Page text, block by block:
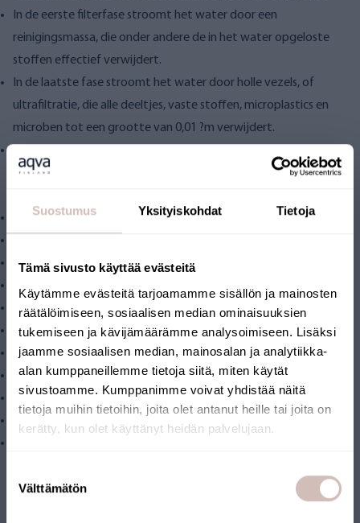
Suostumus Yksityiskohdat Tietoja
Tämä sivusto käyttää evästeitä
Käytämme evästeitä tarjoamamme sisällön ja mainosten
räätälöimiseen, sosiaalisen median ominaisuuksien
tukemiseen ja kävijämäärämme analysoimiseen. Lisäksi
jaamme sosiaalisen median, mainosalan ja analytiikka-
alan kumppaneillemme tietoja siitä, miten käytät
sivustoamme. Kumppanimme voivat yhdistää näitä
tietoja muihin tietoihin, joita olet antanut heille tai joita on
kerätty, kun olet käyttänyt heidän palvelujaan.
valinta
Välttämätön
In de eerste filterfase stroomt het water door een
reinigingsmassa, die onder andere de in het water opgeloste
stoffen effectief verwijdert.
In de laatste fase stroomt het water door holle vezels, of
ultrafiltratie, die alle deeltjes, vaste stoffen, microplastics en
microben tot een grootte van 0,01 ?m verwijdert.
60 µm en die van virussen tussen 0,005 en 0,3 µm.
chloor
zware metalen zoals koper, lood, kwik en cadmium
ijzer en roest
bacteriën, virussen, gisten en schimmels
microplastics
antibiotica- en hormoonresten?
petrochemicaliën
HET VERVANGEN VAN DE
FILTERPATROON IS
Leveringsland